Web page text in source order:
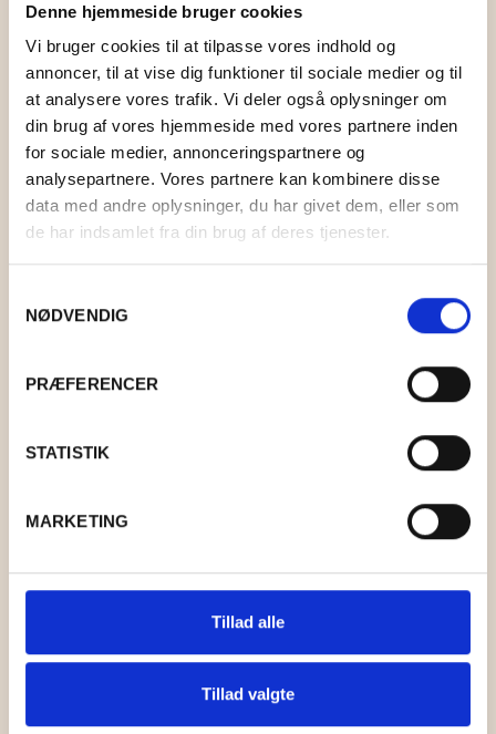
Denne hjemmeside bruger cookies
Vi bruger cookies til at tilpasse vores indhold og
annoncer, til at vise dig funktioner til sociale medier og til
at analysere vores trafik. Vi deler også oplysninger om
din brug af vores hjemmeside med vores partnere inden
for sociale medier, annonceringspartnere og
analysepartnere. Vores partnere kan kombinere disse
data med andre oplysninger, du har givet dem, eller som
de har indsamlet fra din brug af deres tjenester.
NØDVENDIG
PRÆFERENCER
STATISTIK
MARKETING
Tillad alle
Tillad valgte
RUNDPIND 60 CM
KR.64,00
Relaterede varer